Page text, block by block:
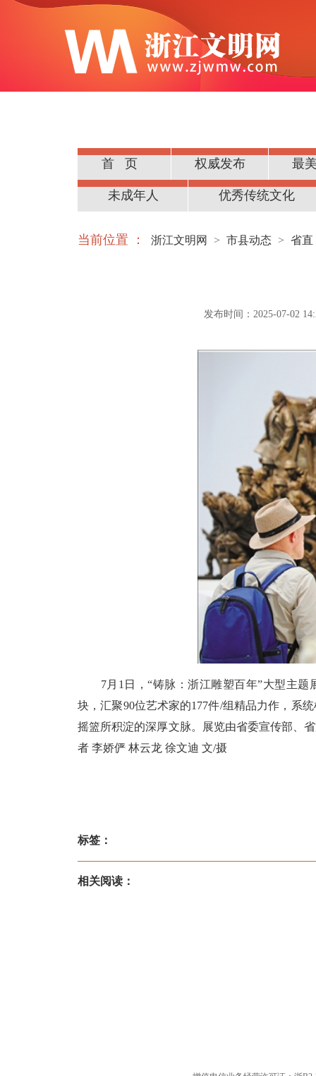
首页 权威发布 最
公民道德
未成年人 优秀传统文化
当前位置 ： 浙江文明网 > 市县动态 > 省直
发布时间：2025-07-02
7月1日，“铸脉：浙江雕塑百年”大型主题
块，汇聚90位艺术家的177件/组精品力作，系
摇篮所积淀的深厚文脉。展览由省委宣传部、
者 李娇俨 林云龙 徐文迪 文/摄
标签：
相关阅读：